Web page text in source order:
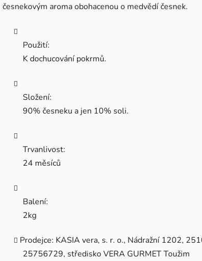
česnekovým aroma obohacenou o medvědí česnek.
Použití:
K dochucování pokrmů.
Složení:
90% česneku a jen 10% soli.
Trvanlivost:
24 měsíců
Balení:
2kg
Prodejce: KASIA vera, s. r. o., Nádražní 1202,
25756729, středisko VERA GURMET Toužim